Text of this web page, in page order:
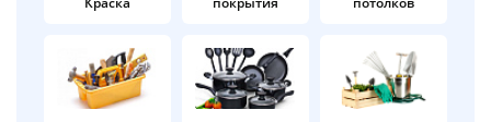
в корзину